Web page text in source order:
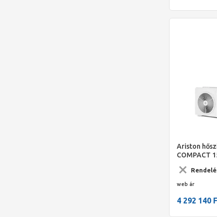
Ariston
COMPACT
web ár
4 292 140